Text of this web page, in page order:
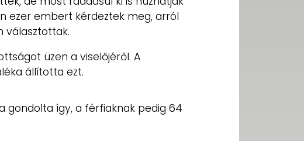
ezer embert kérdeztek meg, arról
választottak.
üzen a viselőjéről. A
állította ezt.
gondolta így, a férfiaknak pedig 64